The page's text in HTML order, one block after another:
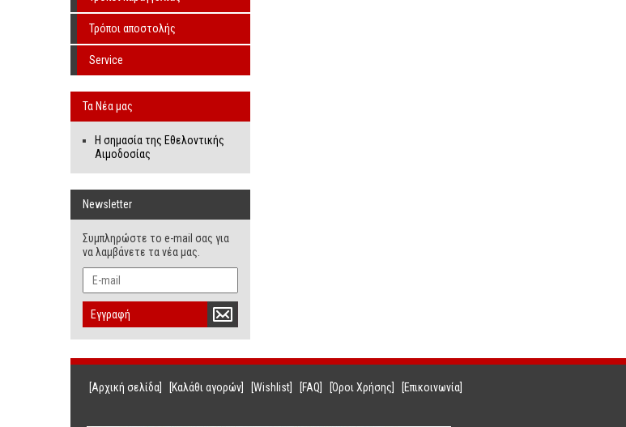
Τρόποι αποστολής
Service
Τα Νέα μας
Η σημασία της Εθελοντικής
Αιμοδοσίας
Newsletter
Συμπληρώστε το e-mail σας για
να λαμβάνετε τα νέα μας.
Εγγραφή
[Αρχική σελίδα] [Καλάθι αγορών] [Wishlist] [FAQ] [Όροι Χρήσης] [Επικοινωνία]